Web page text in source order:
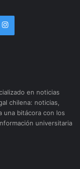
en noticias
chilena: noticias,
una bitácora con los
universitaria